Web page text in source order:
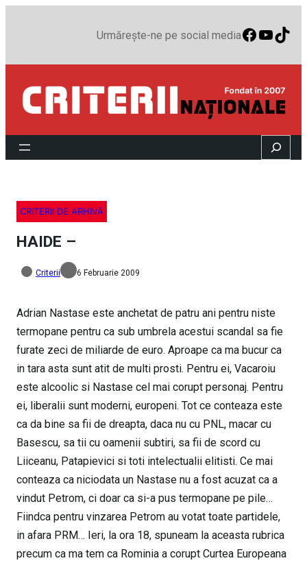
Urmărește-ne pe social media
Search
CRITERII DE ARHIVĂ
HAIDE –
Criterii 6 Februarie 2009
Adrian Nastase este anchetat de patru ani pentru niste
termopane pentru ca sub umbrela acestui scandal sa fie
furate zeci de miliarde de euro. Aproape ca ma bucur ca
in tara asta sunt atit de multi prosti. Pentru ei, Vacaroiu
este alcoolic si Nastase cel mai corupt personaj. Pentru
ei, liberalii sunt moderni, europeni. Tot ce conteaza este
ca da bine sa fii de dreapta, daca nu cu PNL, macar cu
Basescu, sa tii cu oamenii subtiri, sa fii de scord cu
Liiceanu, Patapievici si toti intelectualii elitisti. Ce mai
conteaza ca niciodata un Nastase nu a fost acuzat ca a
vindut Petrom, ci doar ca si-a pus termopane pe pile…
Fiindca pentru vinzarea Petrom au votat toate partidele,
in afara PRM… Ieri, la ora 18, spuneam la aceasta rubrica
precum ca ma tem ca Rominia a corupt Curtea Europeana